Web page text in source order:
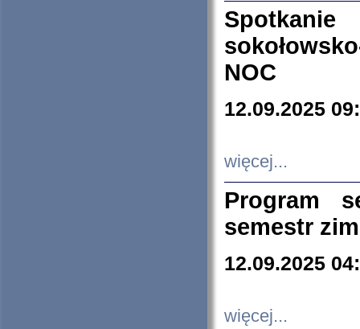
NOC
12.09.2025
więcej...
Program
semestr
12.09.2025
więcej...